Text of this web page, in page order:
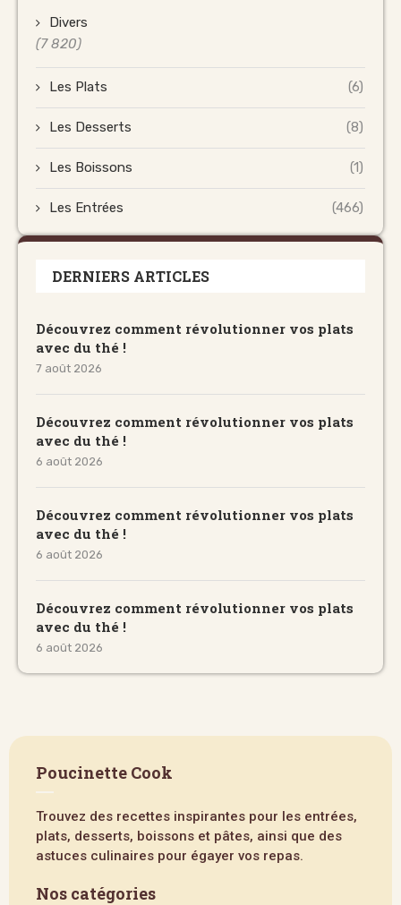
Divers
(7 820)
Les Plats (6)
Les Desserts (8)
Les Boissons (1)
Les Entrées (466)
DERNIERS ARTICLES
Découvrez comment révolutionner vos plats
avec du thé !
7 août 2026
Découvrez comment révolutionner vos plats
avec du thé !
6 août 2026
Découvrez comment révolutionner vos plats
avec du thé !
6 août 2026
Découvrez comment révolutionner vos plats
avec du thé !
6 août 2026
Poucinette Cook
Trouvez des recettes inspirantes pour les entrées,
plats, desserts, boissons et pâtes, ainsi que des
astuces culinaires pour égayer vos repas.
Nos catégories